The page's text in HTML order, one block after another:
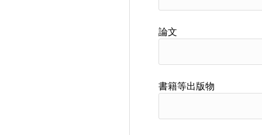
論文
書籍等出版物